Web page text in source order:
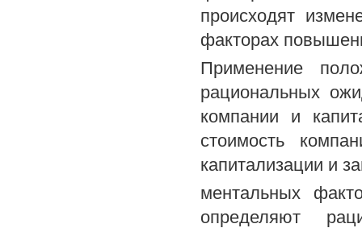
происходят
факторах
Применение
рациональных
компании и
стоимость
капитализации и
ментальных
определяют